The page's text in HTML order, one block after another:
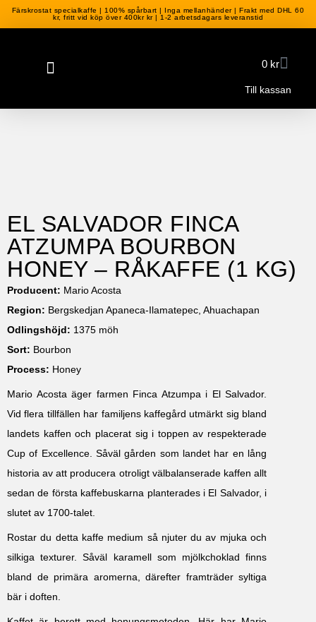
Färskrostat specialkaffe | 100% spårbart | Inga mellanhänder | Frakt med DHL 60
kr, fritt vid köp över 400kr kr | 1-2 arbetsdagars leveranstid
0 kr
Till kassan
EL SALVADOR FINCA
ATZUMPA BOURBON
HONEY – RÅKAFFE (1 KG)
Producent: Mario Acosta
Region: Bergskedjan Apaneca-Ilamatepec, Ahuachapan
Odlingshöjd: 1375 möh
Sort: Bourbon
Process: Honey
Mario Acosta äger farmen Finca Atzumpa i El Salvador.
Vid flera tillfällen har familjens kaffegård utmärkt sig bland
landets kaffen och placerat sig i toppen av respekterade
Cup of Excellence. Såväl gården som landet har en lång
historia av att producera otroligt välbalanserade kaffen allt
sedan de första kaffebuskarna planterades i El Salvador, i
slutet av 1700-talet.
Rostar du detta kaffe medium så njuter du av mjuka och
silkiga texturer. Såväl karamell som mjölkchoklad finns
bland de primära aromerna, därefter framträder syltiga
bär i doften.